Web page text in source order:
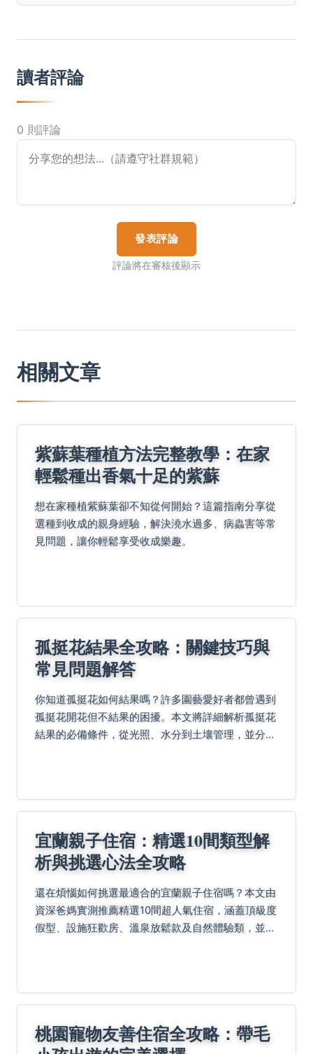
讀者評論
0 則評論
發表評論
評論將在審核後顯示
相關文章
紫蘇葉種植方法完整教學：在家
輕鬆種出香氣十足的紫蘇
想在家種植紫蘇葉卻不知從何開始？這篇指南分享從
選種到收成的親身經驗，解決澆水過多、病蟲害等常
見問題，讓你輕鬆享受收成樂趣。
孤挺花結果全攻略：關鍵技巧與
常見問題解答
你知道孤挺花如何結果嗎？許多園藝愛好者都曾遇到
孤挺花開花但不結果的困擾。本文將詳細解析孤挺花
結果的必備條件，從光照、水分到土壤管理，並分享
宜蘭親子住宿：精選10間類型解
析與挑選心法全攻略
還在煩惱如何挑選最適合的宜蘭親子住宿嗎？本文由
資深爸媽實測推薦精選10間超人氣住宿，涵蓋頂級度
假型、設施狂歡房、溫泉放鬆款及自然體驗類，並分
桃園寵物友善住宿全攻略：帶毛